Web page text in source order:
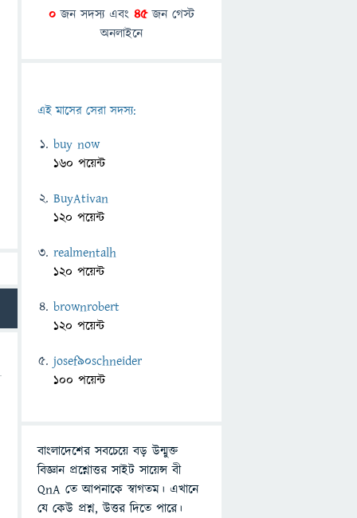
0 জন সদস্য এবং 45জন গেস্ট
অনলাইনে
এই মাসের সেরা সদস্য:
buy now
160 পয়েন্ট
BuyAtivan
120 পয়েন্ট
realmentalh
120 পয়েন্ট
brownrobert
120 পয়েন্ট
josef90schneider
100 পয়েন্ট
বাংলাদেশের সবচেয়ে বড় উন্মুক্ত
বিজ্ঞান প্রশ্নোত্তর সাইট সায়েন্স বী
QnA তে আপনাকে স্বাগতম। এখানে
যে কেউ প্রশ্ন, উত্তর দিতে পারে।